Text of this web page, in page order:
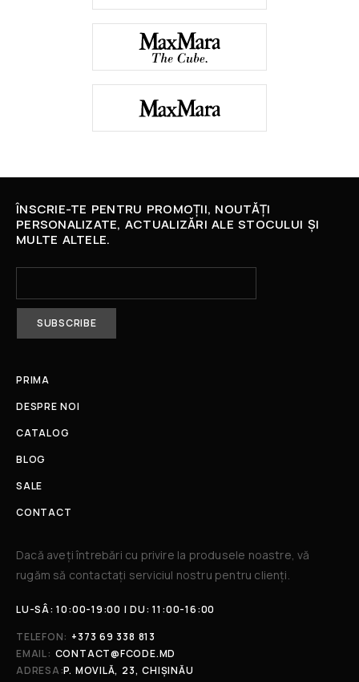
ÎNSCRIE-TE PENTRU PROMOȚII, NOUTĂȚI
PERSONALIZATE, ACTUALIZĂRI ALE STOCULUI ȘI
MULTE ALTELE.
PRIMA
DESPRE NOI
CATALOG
BLOG
SALE
CONTACT
Dacă aveți întrebări cu privire la produsele noastre, vă
rugăm să contactați serviciul nostru pentru clienți.​
LU-SÂ: 10:00-19:00 | DU: 11:00-16:00
TELEFON: +373 69 338 813
EMAIL: CONTACT@FCODE.MD
ADRESA:P. MOVILĂ, 23, CHIȘINĂU